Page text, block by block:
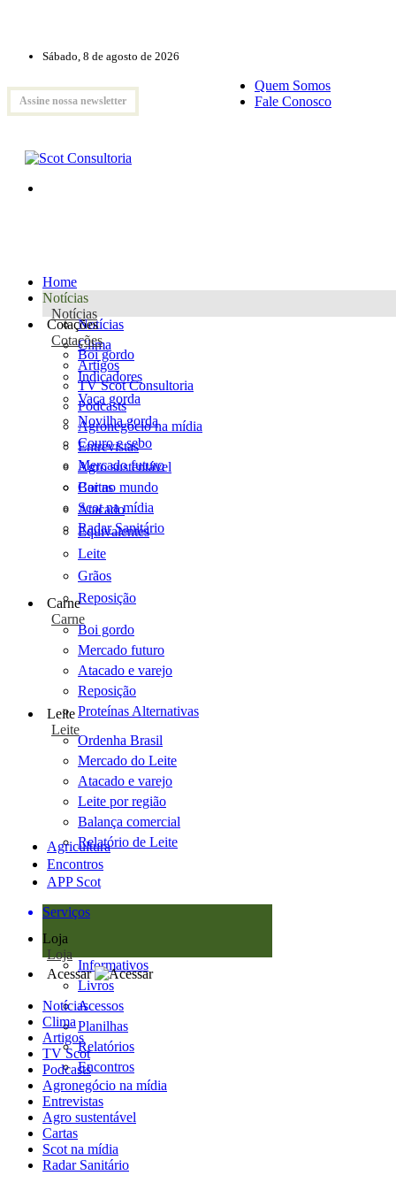
Sábado, 8 de agosto de 2026
Assine nossa newsletter
Quem Somos
Fale Conosco
Home
Notícias
Notícias
Notícias
Clima
Artigos
TV Scot Consultoria
Podcasts
Agronegócio na mídia
Entrevistas
Agro sustentável
Cartas
Scot na mídia
Radar Sanitário
Cotações
Cotações
Boi gordo
Indicadores
Vaca gorda
Novilha gorda
Couro e sebo
Mercado futuro
Boi no mundo
Atacado
Equivalentes
Leite
Grãos
Reposição
Carne
Carne
Boi gordo
Mercado futuro
Atacado e varejo
Reposição
Proteínas Alternativas
Leite
Leite
Ordenha Brasil
Mercado do Leite
Atacado e varejo
Leite por região
Balança comercial
Relatório de Leite
Agricultura
Encontros
APP Scot
Serviços
Loja
Loja
Informativos
Livros
Acessos
Planilhas
Relatórios
Encontros
Acessar
Notícias
Clima
Artigos
TV Scot
Podcasts
Agronegócio na mídia
Entrevistas
Agro sustentável
Cartas
Scot na mídia
Radar Sanitário